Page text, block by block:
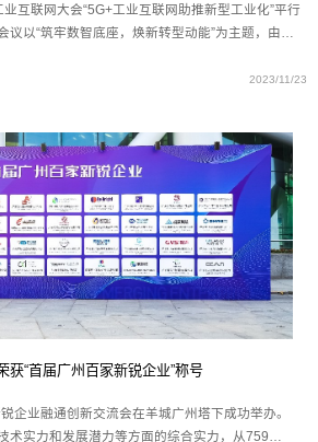
互联网大会“5G+工业互联网助推新型工业化”平行
议以“筑牢数智底座，焕新转型动能”为主题，由
出席会议，与工信部、湖北省政府、中国移动、行
2023/11/23
获“首届广州百家新锐企业”称号
企业融通创新交流会在羊城广州塔下成功举办。
术实力和发展潜力等方面的综合实力，从759家